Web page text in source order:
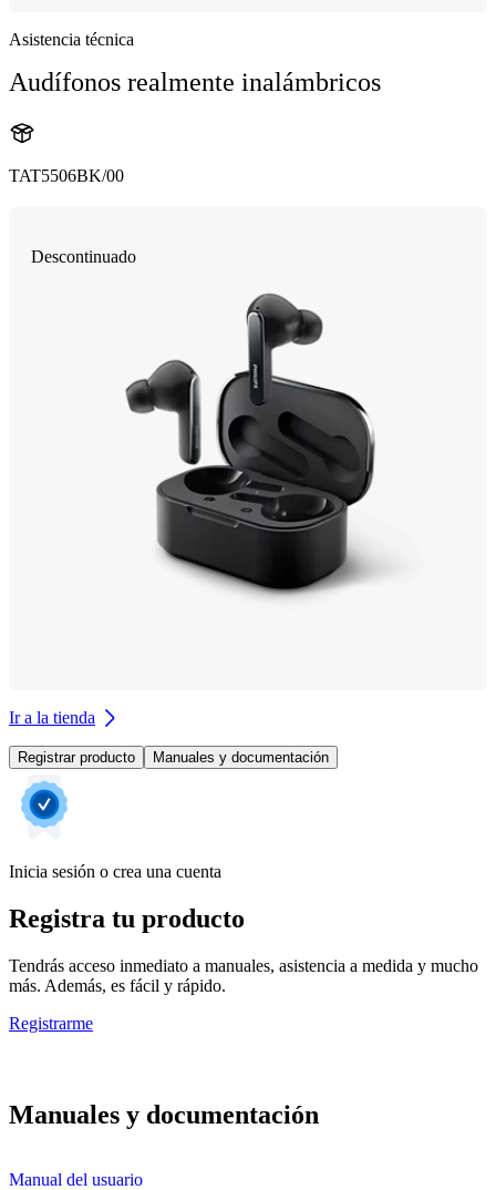
Asistencia técnica
Audífonos realmente inalámbricos
TAT5506BK/00
Descontinuado
Ir a la tienda
Registrar producto Manuales y documentación
Inicia sesión o crea una cuenta
Registra tu producto
Tendrás acceso inmediato a manuales, asistencia a medida y mucho
más. Además, es fácil y rápido.
Registrarme
Manuales y documentación
Manual del usuario